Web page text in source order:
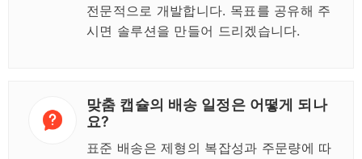
전문적으로 개발합니다. 목표를 공유해 주
시면 솔루션을 만들어 드리겠습니다.
맞춤 캡슐의 배송 일정은 어떻게 되나
요?
표준 배송은 제형의 복잡성과 주문량에 따